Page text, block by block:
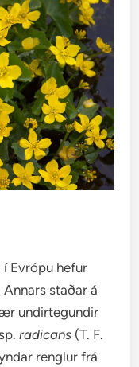
Evrópu hefur
staðar á
undirtegundir
radicans (T. F.
renglur frá